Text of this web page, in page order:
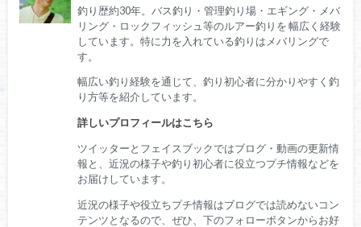
釣り歴約30年。バス釣り・管理釣り場・エギング・メバ
リング・ロックフィッシュ等のルアー釣りを 幅広く経験
しています。特に力を入れている釣りはメバリングで
す。
幅広い釣り経験を通じて、釣り初心者に分かりやすく釣
り方等を紹介しています。
詳しいプロフィールはこちら
ツイッターとフェイスブックではブログ・動画の更新情
報と、近況の様子や釣り初心者に役立つプチ情報などを
お届けしています。
近況の様子や役立ちプチ情報はブログでは読めないコン
テンツとなるので、ぜひ、下のフォローボタンからお好